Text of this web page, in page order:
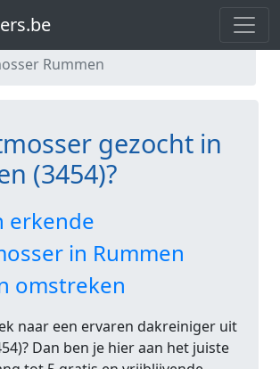
Rummen
gezocht in
(3454)?
erkende
in Rummen
omstreken
naar een ervaren dakreiniger uit
Dan ben je hier aan het juiste